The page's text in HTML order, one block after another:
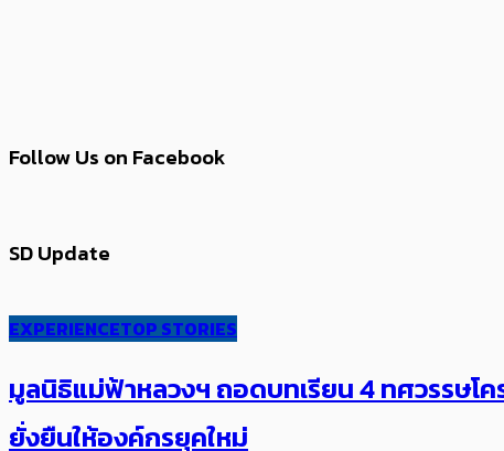
Follow Us on Facebook
SD Update
EXPERIENCETOP STORIES
มูลนิธิแม่ฟ้าหลวงฯ ถอดบทเรียน 4 ทศวรรษ
ยั่งยืนให้องค์กรยุคใหม่